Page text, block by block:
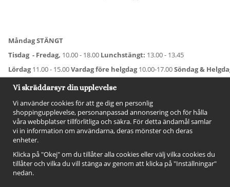
Måndag STÄNGT
Tisdag - Fredag, 10.00 - 18.00 Lunchstängt: 13.00 - 13.45
Lördag11.00 - 15.00Vardag före helgdag10.00-17.00Söndag &
För avvikande öppettider:
Titta här
Vi skräddarsyr din upplevelse
Vi använder cookies för att ge dig en personlig
shoppingupplevelse, personanpassad annonsering och för hålla
våra webbplatser tillförlitliga och säkra. För detta ändamål samlar
vi in information om användarna, deras mönster och deras
enheter.
Klicka på "Okej" om du tillåter alla cookies eller välj vilka cookies du
tillåter och vilka du vill stänga av genom att klicka på "Inställningar"
nedan.